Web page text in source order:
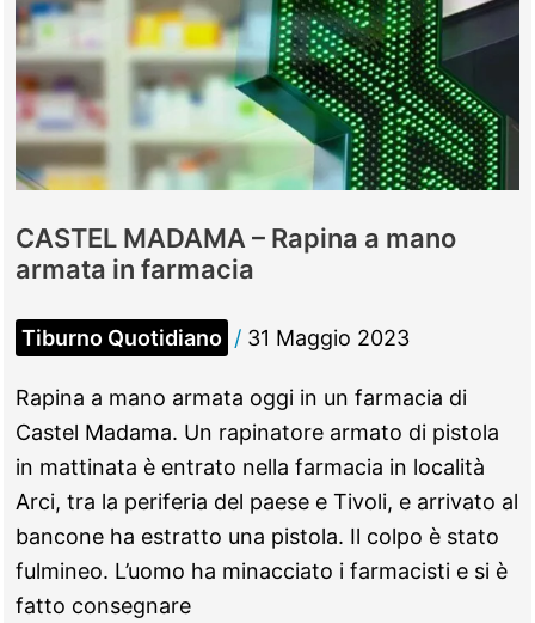
unirà
il
centro
con
Tivoli
CASTEL MADAMA – Rapina a mano
armata in farmacia
Tiburno Quotidiano / 31 Maggio 2023
Rapina a mano armata oggi in un farmacia di
Castel Madama. Un rapinatore armato di pistola
in mattinata è entrato nella farmacia in località
Arci, tra la periferia del paese e Tivoli, e arrivato al
bancone ha estratto una pistola. Il colpo è stato
fulmineo. L’uomo ha minacciato i farmacisti e si è
fatto consegnare